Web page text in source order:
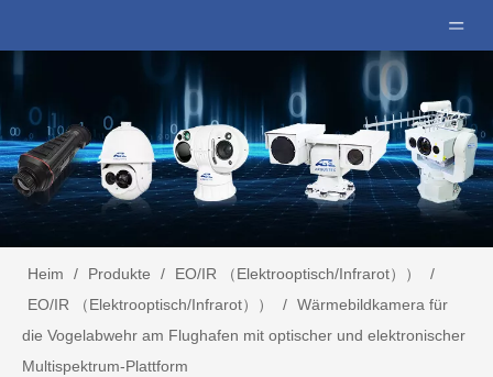
Heim / Produkte / EO/IR （Elektrooptisch/Infrarot））
/
EO/IR （Elektrooptisch/Infrarot））
/ Wärmebildkamera für
die Vogelabwehr am Flughafen mit optischer und elektronischer
Multispektrum-Plattform